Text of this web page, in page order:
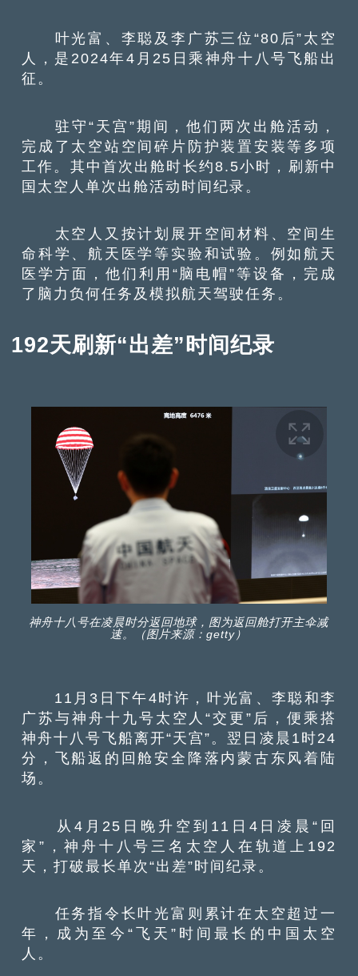
叶光富、李聪及李广苏三位“80后”太空
人，是2024年4月25日乘神舟十八号飞船出
征。
驻守“天宫”期间，他们两次出舱活动，
完成了太空站空间碎片防护装置安装等多项
工作。其中首次出舱时长约8.5小时，刷新中
国太空人单次出舱活动时间纪录。
太空人又按计划展开空间材料、空间生
命科学、航天医学等实验和试验。例如航天
医学方面，他们利用“脑电帽”等设备，完成
了脑力负何任务及模拟航天驾驶任务。
192天刷新“出差”时间纪录
神舟十八号在凌晨时分返回地球，图为返回舱打开主伞减
速。（图片来源：getty）
11月3日下午4时许，叶光富、李聪和李
广苏与神舟十九号太空人“交更”后，便乘搭
神舟十八号飞船离开“天宫”。翌日凌晨1时24
分，飞船返的回舱安全降落内蒙古东风着陆
场。
从4月25日晚升空到11日4日凌晨“回
家”，神舟十八号三名太空人在轨道上192
天，打破最长单次“出差”时间纪录。
任务指令长叶光富则累计在太空超过一
年，成为至今“飞天”时间最长的中国太空
人。